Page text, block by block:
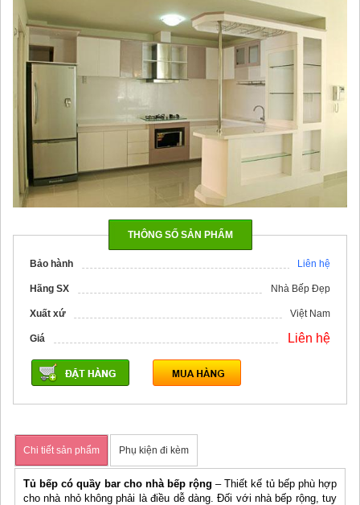
THÔNG SỐ SẢN PHẨM
Bảo hành Liên hệ
Hãng SX Nhà Bếp Đẹp
Xuất xứ Việt Nam
Giá Liên hệ
Chi tiết sản phẩm Phụ kiện đi kèm
Tủ bếp có quầy bar cho nhà bếp rộng – Thiết kế tủ bếp phù hợp
cho nhà nhỏ không phải là điều dễ dàng. Đối với nhà bếp rộng, tuy